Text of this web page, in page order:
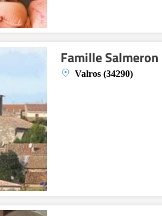
Famille
Valros (34290)